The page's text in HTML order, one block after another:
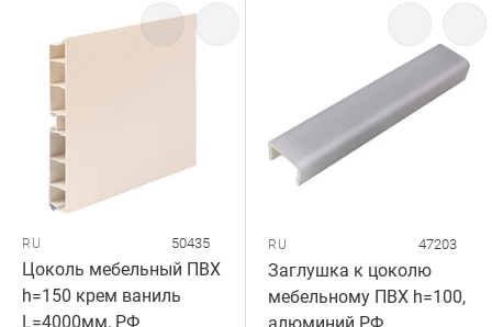
RU 50435
Цоколь мебельный ПВХ
h=150 крем ваниль
L=4000мм, РФ
RU 47203
Заглушка к цоколю
мебельному ПВХ h=100,